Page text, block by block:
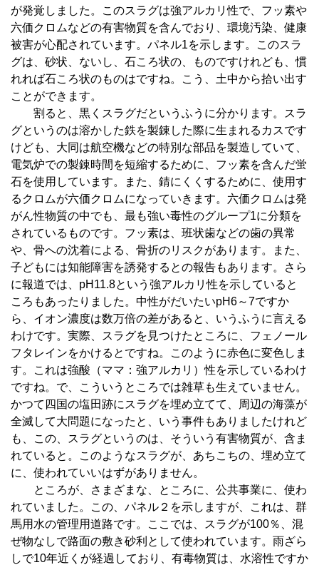
が発覚しました。このスラグは強アルカリ性で、フッ素や
六価クロムなどの有害物質を含んでおり、環境汚染、健康
被害が心配されています。パネル1を示します。このスラ
グは、砂状、ないし、石ころ状の、ものですけれども、慣
れれば石ころ状のものはですね。こう、土中から拾い出す
ことができます。
割ると、黒くスラグだというふうに分かります。スラ
グというのは溶かした鉄を製錬した際に生まれるカスです
けども、大同は航空機などの特別な部品を製造していて、
電気炉での製錬時間を短縮するために、フッ素を含んだ蛍
石を使用しています。また、錆にくくするために、使用す
るクロムが六価クロムになっていきます。六価クロムは発
がん性物質の中でも、最も強い毒性のグループ1に分類を
されているものです。フッ素は、班状歯などの歯の異常
や、骨への沈着による、骨折のリスクがあります。また、
子どもには知能障害を誘発するとの報告もあります。さら
に報道では、pH11.8という強アルカリ性を示していると
ころもあったりました。中性がだいたいpH6～7ですか
ら、イオン濃度は数万倍の差があると、いうふうに言える
わけです。実際、スラグを見つけたところに、フェノール
フタレインをかけるとですね。このように赤色に変色しま
す。これは強酸（ママ：強アルカリ）性を示しているわけ
ですね。で、こういうところでは雑草も生えていません。
かつて四国の塩田跡にスラグを埋め立てて、周辺の海藻が
全滅して大問題になったと、いう事件もありましたけれど
も、この、スラグというのは、そういう有害物質が、含ま
れていると。このようなスラグが、あちこちの、埋め立て
に、使われていいはずがありません。
ところが、さまざまな、ところに、公共事業に、使わ
れていました。この、パネル２を示しますが、これは、群
馬用水の管理用道路です。ここでは、スラグが100％、混
ぜ物なしで路面の敷き砂利として使われています。雨ざら
しで10年近くが経過しており、有毒物質は、水溶性ですか